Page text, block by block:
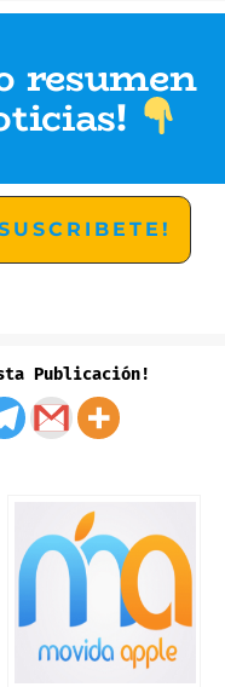
resumen
!
Publicación!